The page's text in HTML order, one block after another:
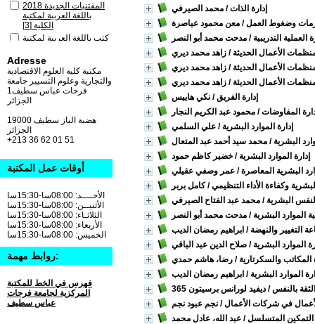
إدارة الذات/ محمد الصيرفي
وضغوط العمل/ معن محمود عياصرة
العملية التدريبية / مدحت محمد أبو النصر
الأعمال الحديثة / زاهد محمد ديري
الأعمال الحديثة / زاهد محمد ديري
الأعمال الحديثة / زاهد محمد ديري
إدارة الفريق/ نكي هاييس
المفاوضات/ محمود عبد الكريم النجار
إدارة الموارد البشرية / علي السلمي
البشرية / محمد سيد أحمد عبد المتعال
إدارة الموارد البشرية / خضير كاظم حمود
البشرية المعاصرة/ عمر وصفي عقيلي
وكفاءة الأداء التنظيمي/ كامل بربر
البشرية / محمد عبد الفتاح الصيرفي
الموارد البشرية / مدحت محمد أبو النصر
التغيير والنهضة / ابراهيم رمضان الديب
الموارد البشرية / صلاح الدين عبد الباقي
المكاتب والسكرتارية / رضا، هاشم حمدي
الموارد البشرية / ابراهيم رمضان الديب
بالنفس/ ديفيد لورانس برسيتون
في شركات الأعمال/ نجم عبود نجم
التمكين المتسلسل/ عبد الله، عادل محمد
المقتنيات الجديدة 2018
باللغة العربية لمكتبة
الكلية [3]
كتب باللغة العربية لمكتبة
كتب باللغة العربية لمكتبة
مدارس الدكتوراه[9]
Adresse
مكتبة كلية العلوم الاقتصادية
والتجارية وعلوم التسيير جامعة
فرحات عباس سطيف1
الجزائر
19000 هضبة الباز سطيف
+213 36 62 01 51
أوقات عمل المكتبة
الأحــــد: 08:00سا-15:30سا
الأثنيــن: 08:00سا-15:30سا
الثلاثـاء: 08:00سا-15:30سا
الأربعاء: 08:00سا-15:30سا
الخميس: 08:00سا-15:30سا
روابط مهمة:
فهرس في الخط للمكتبة
المركزية لجامعة فرحات
عباس سطيف